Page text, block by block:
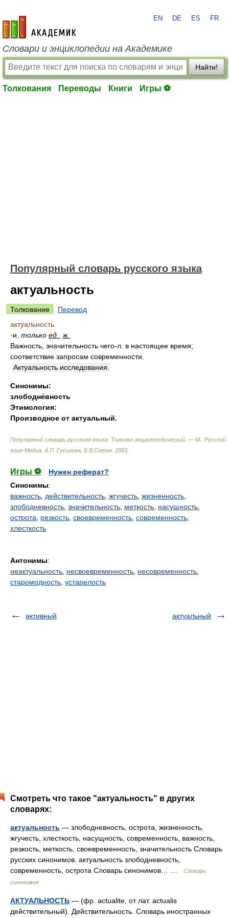
academic.ru
EN DE ES FR
Словари и энциклопедии на Академике
Найти!
Толкования Переводы Книги Игры ⚽
Популярный словарь русского языка
актуальность
Толкование
Перевод
актуальность
-и, только ед.
ж.
Важность, значительность чего-л. в настоящее время;
соответствие запросам современности.
Актуальность исследования.
Синонимы:
злободне́вность
Этимология:
Производное от актуальный.
Популярный словарь русского языка. Толково-энциклопедический. — М.: Русский
язык-Медиа А.П. Гуськова, Б.В.Сотин 2003
Игры ⚽
Нужен реферат?
Синонимы:
важность действительность жгучесть жизненность
злободневность значительность меткость насущность
острота
резкость своевременность современность
хлесткость
Антонимы:
неактуальность несвоевременность несовременность
старомодность устарелость
активный актуальный
Смотреть что такое "актуальность" в других
словарях:
актуальность — злободневность, острота, жизненность,
жгучесть, хлесткость, насущность, современность, важность,
резкость, меткость, своевременность, значительность Словарь
русских синонимов. актуальность злободневность,
современность, острота Словарь синонимов… …
Словарь
синонимов
АКТУАЛЬНОСТЬ — (фр. actualite, от лат. actualis
действительный). Действительность. Словарь иностранных